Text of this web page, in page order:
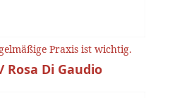
Praxis ist wichtig.
Rosa Di Gaudio